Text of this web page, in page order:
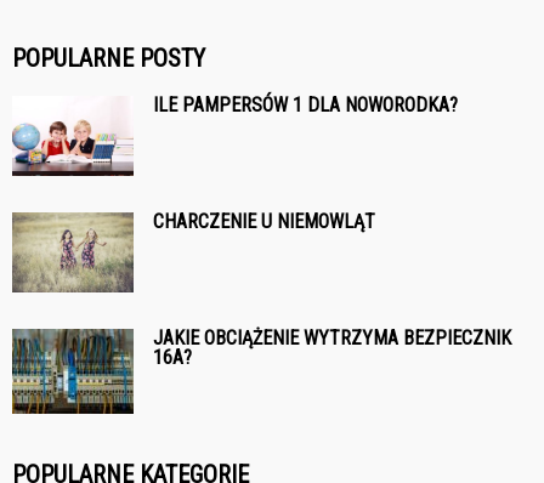
POPULARNE POSTY
ILE PAMPERSÓW 1 DLA NOWORODKA?
CHARCZENIE U NIEMOWLĄT
JAKIE OBCIĄŻENIE WYTRZYMA BEZPIECZNIK
16A?
POPULARNE KATEGORIE